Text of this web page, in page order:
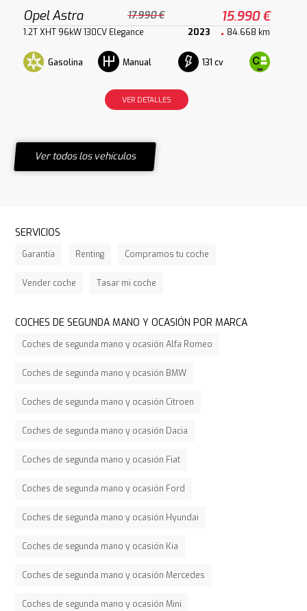
Opel Astra 17.990 € 15.990 €
1.2T XHT 96kW 130CV Elegance 2023 84.668 km
Gasolina Manual 131 cv
VER DETALLES
Ver todos los vehículos
SERVICIOS
Garantía Renting Compramos tu coche
Vender coche Tasar mi coche
COCHES DE SEGUNDA MANO Y OCASIÓN POR MARCA
Coches de segunda mano y ocasión Alfa Romeo
Coches de segunda mano y ocasión BMW
Coches de segunda mano y ocasión Citroen
Coches de segunda mano y ocasión Dacia
Coches de segunda mano y ocasión Fiat
Coches de segunda mano y ocasión Ford
Coches de segunda mano y ocasión Hyundai
Coches de segunda mano y ocasión Kia
Coches de segunda mano y ocasión Mercedes
Coches de segunda mano y ocasión Mini